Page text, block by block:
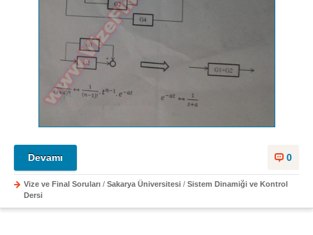
0
Devamı
Vize ve Final Soruları / Sakarya Üniversitesi / Sistem Dinamiği ve Kontrol
Dersi